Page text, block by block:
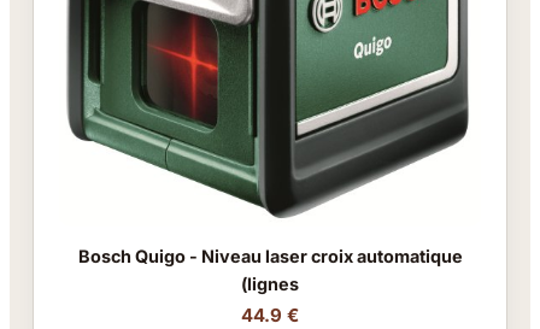
Bosch Quigo - Niveau laser croix automatique
(lignes
44.9 €